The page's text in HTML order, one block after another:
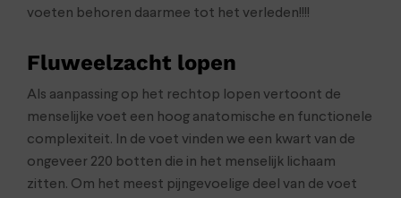
voeten behoren daarmee tot het verleden!!!!
Fluweelzacht lopen
Als aanpassing op het rechtop lopen vertoont de
menselijke voet een hoog anatomische en functionele
complexiteit. In de voet vinden we een kwart van de
ongeveer 220 botten die in het menselijk lichaam
zitten. Om het meest pijngevoelige deel van de voet